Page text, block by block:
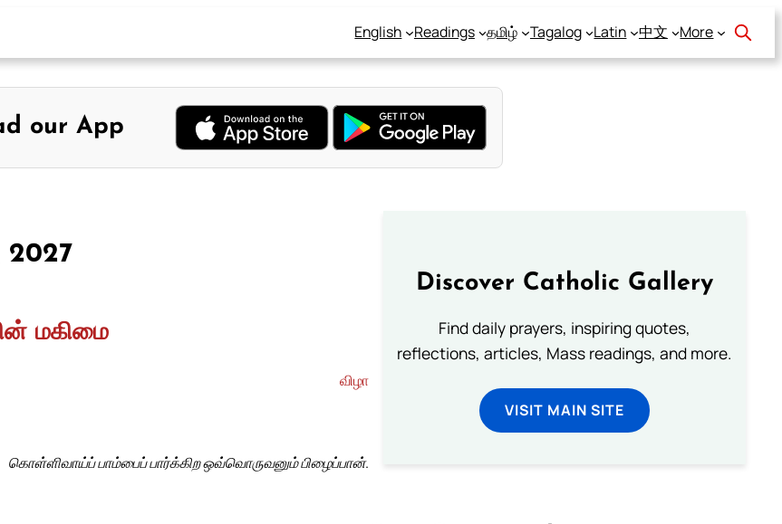
English Readings தமிழ் Tagalog Latin 中文 More
our App
2027
மகிமை
விழா
கொள்ளிவாய்ப் பாம்பைப் பார்க்கிற ஒவ்வொருவனும் பிழைப்பான்.
Discover Catholic Gallery
Find daily prayers, inspiring quotes,
reflections, articles, Mass readings, and more.
VISIT MAIN SITE